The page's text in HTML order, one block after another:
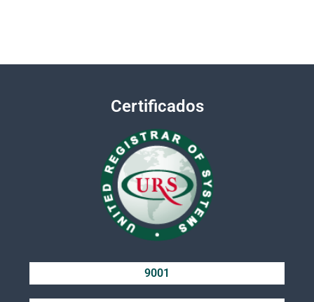
Certificados
9001